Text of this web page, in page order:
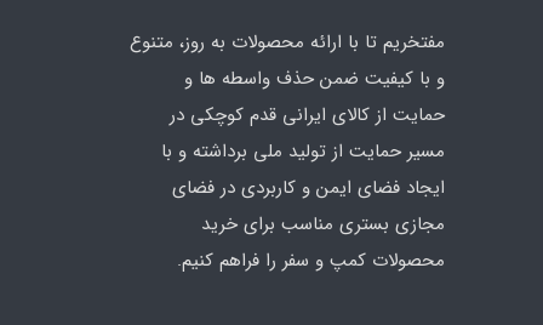
مفتخریم تا با ارائه محصولات به روز، متنوع
و با کیفیت ضمن حذف واسطه ها و
حمایت از کالای ایرانی قدم کوچکی در
مسیر حمایت از تولید ملی برداشته و با
ایجاد فضای ایمن و کاربردی در فضای
مجازی بستری مناسب برای خرید
محصولات کمپ و سفر را فراهم کنیم.